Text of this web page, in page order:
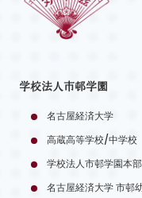
学校法人市邨学園
名古屋経済大学
高蔵高等学校/中学校
学校法人市邨学園本部
名古屋経済大学 市邨